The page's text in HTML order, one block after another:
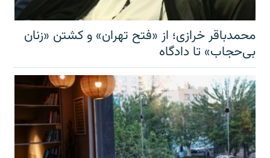
محمدباقر خرازی؛ از «فتح تهران» و کشتن «زنان
بی‌حجاب» تا دادگاه